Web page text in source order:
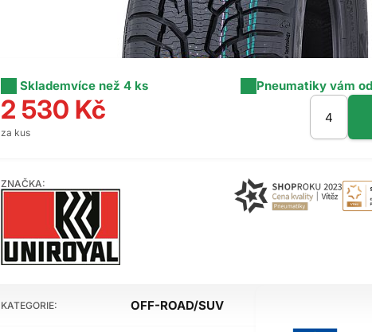
KATEGORIE: OFF-ROAD/SUV
Sklademvíce než 4 ks Pneumatiky vám
2 530 Kč
za kus
ZNAČKA: